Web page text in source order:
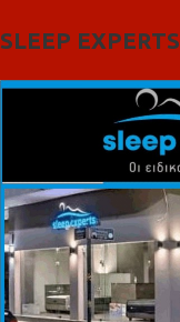
SLEEP EXPERTS